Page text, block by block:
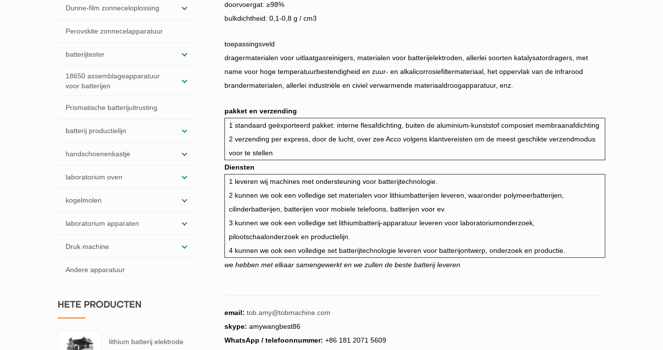
Dunne-film zonneceloplossing
Perovskite zonnecelapparatuur
batterijtester
18650 assemblageapparatuur
voor batterijen
Prismatische batterijuitrusting
batterij productielijn
handschoenenkastje
laboratorium oven
kogelmolen
laboratorium apparaten
Druk machine
Andere apparatuur
HETE PRODUCTEN
lithium batterij elektrode
doorvoergat: ≥98%
bulkdichtheid: 0,1-0,8 g / cm3
toepassingsveld
dragermaterialen voor uitlaatgasreinigers, materialen voor batterijelektroden, allerlei soorten katalysatordragers, met
name voor hoge temperatuurbestendigheid en zuur- en alkalicorrosiefiltermateriaal, het oppervlak van de infrarood
brandermaterialen, allerlei industriële en civiel verwarmende materiaaldroogapparatuur, enz.
pakket en verzending
1 standaard geëxporteerd pakket: interne flesafdichting, buiten de aluminium-kunststof composiet membraanafdichting
2 verzending per express, door de lucht, over zee Accovolgens klantvereisten om de meest geschikte verzendmodus
voor te stellen
Diensten
1 leveren wij machines met ondersteuning voor batterijtechnologie.
2 kunnen we ook een volledige set materialen voor lithiumbatterijen leveren, waaronder polymeerbatterijen,
cilinderbatterijen, batterijen voor mobiele telefoons, batterijen voor ev.
3 kunnen we ook een volledige set lithiumbatterij-apparatuur leveren voor laboratoriumonderzoek,
pilootschaalonderzoek en productielijn.
4 kunnen we ook een volledige set batterijtechnologie leveren voor batterijontwerp, onderzoek en productie.
we hebben met elkaar samengewerkt en we zullen de beste batterij leveren
email: tob.amy@tobmachine.com
skype: amywangbest86
WhatsApp / telefoonnummer: +86 181 2071 5609